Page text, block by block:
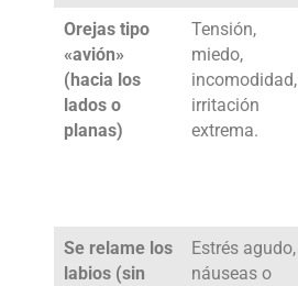
Orejas tipo
«avión»
(hacia los
lados o
planas)
Tensión,
miedo,
incomodidad,
irritación
extrema.
Se relame los
labios (sin
Estrés agudo,
náuseas o